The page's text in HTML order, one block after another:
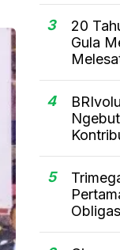
3
20
Gula
4
5